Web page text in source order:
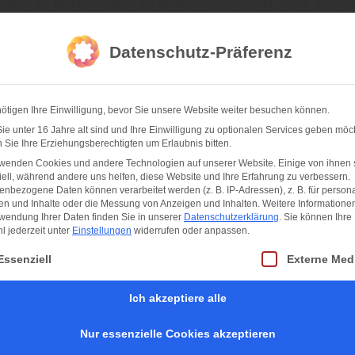
Fotografie
Feste
Datenschutz-Präferenz
Ihre Einwilligung, bevor Sie unsere Website weiter besuchen können.
unter 16 Jahre alt sind und Ihre Einwilligung zu optionalen Services geben
Sie Ihre Erziehungsberechtigten um Erlaubnis bitten.
Cookies und andere Technologien auf unserer Website. Einige von ihnen
während andere uns helfen, diese Website und Ihre Erfahrung zu verbessern.
Daten können verarbeitet werden (z. B. IP-Adressen), z. B. für
und Inhalte oder die Messung von Anzeigen und Inhalten. Weitere
Ihrer Daten finden Sie in unserer Datenschutzerklärung. Sie können Ihre
jederzeit unter Einstellungen widerrufen oder anpassen.
eine Liste der Service-Gruppen, für die eine Einwilligung erteilt werden
Externe
Ich akzeptiere alle
Nur essenzielle Cookies akzeptieren